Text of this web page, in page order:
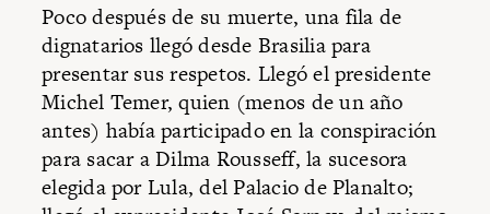
Poco después de su muerte, una fila de
dignatarios llegó desde Brasilia para
presentar sus respetos. Llegó el presidente
Michel Temer, quien (menos de un año
antes) había participado en la conspiración
para sacar a Dilma Rousseff, la sucesora
elegida por Lula, del Palacio de Planalto;